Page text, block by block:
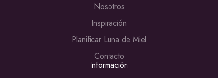
Nosotros
Inspiración
Planificar Luna de Miel
Contacto
Información